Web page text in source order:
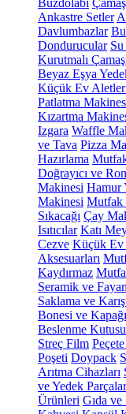
Buzdolabı
Ankastre Setler
Davlumbazlar
Dondurucular
Kurutmalı
Beyaz Eşya
Küçük Ev
Patlatma
Kızartma
Izgara Waffle
ve Tava Pizza
Hazırlama Mutfak
Doğrayıcı ve
Makinesi Hamur
Makinesi Mutfak
Sıkacağı Çay
Isıtıcılar Katı
Cezve Küçük Ev
Aksesuarları
Kaydırmaz
Seramik ve
Saklama ve
Bonesi ve Kapağı
Beslenme Kutusu
Streç Film
Poşeti Doypack
Arıtma Cihazları
ve Yedek
Ürünleri Gıda